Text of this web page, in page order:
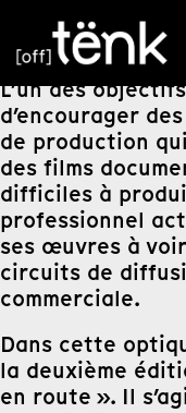
L’un des
d’encourager
de production
des films
difficiles à
professionnel
ses œuvres à
circuits de
commerciale.
Dans cette
la deuxième
en route ». Il